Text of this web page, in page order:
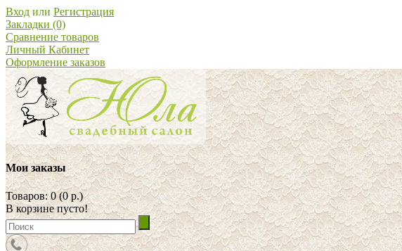
Вход или Регистрация
Закладки (0)
Сравнение товаров
Личный Кабинет
Оформление заказов
Мои заказы
Товаров: 0 (0 р.)
В корзине пусто!